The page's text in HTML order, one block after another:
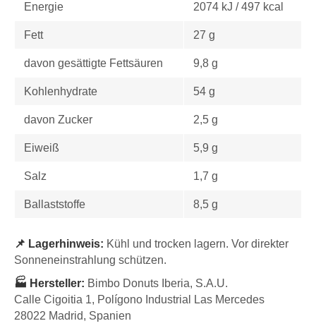
Energie 2074 kJ / 497 kcal
Fett 27 g
davon gesättigte Fettsäuren 9,8 g
Kohlenhydrate 54 g
davon Zucker 2,5 g
Eiweiß 5,9 g
Salz 1,7 g
Ballaststoffe 8,5 g
📌 Lagerhinweis: Kühl und trocken lagern. Vor direkter
Sonneneinstrahlung schützen.
🏭 Hersteller: Bimbo Donuts Iberia, S.A.U.
Calle Cigoitia 1, Polígono Industrial Las Mercedes
28022 Madrid, Spanien